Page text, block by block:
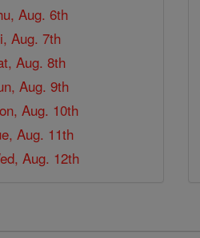
Aug. 6th
Aug. 7th
Aug. 8th
Aug. 9th
Aug. 10th
Aug. 11th
Aug. 12th